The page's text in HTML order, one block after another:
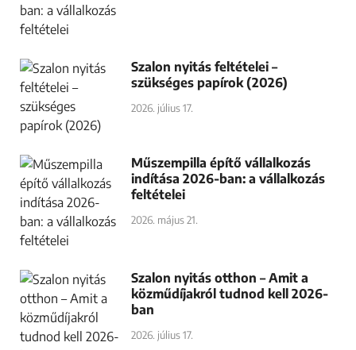
Szalon nyitás feltételei –
szükséges papírok (2026)
2026. július 17.
Műszempilla építő vállalkozás
indítása 2026-ban: a vállalkozás
feltételei
2026. május 21.
Szalon nyitás otthon – Amit a
közműdíjakról tudnod kell 2026-
ban
2026. július 17.